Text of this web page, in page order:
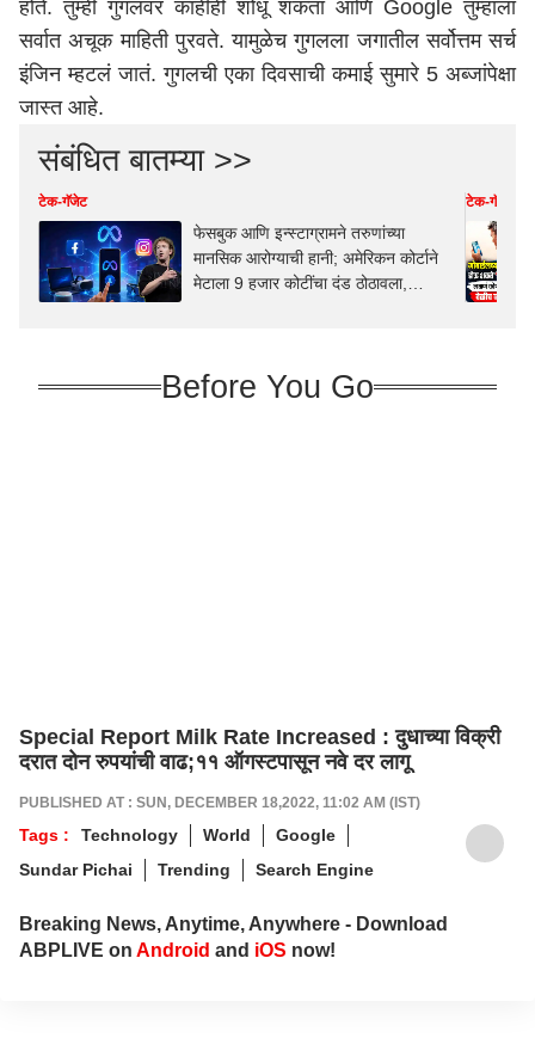
होते. तुम्ही गुगलवर काहीही शोधू शकता आणि Google तुम्हाला
सर्वात अचूक माहिती पुरवते. यामुळेच गुगलला जगातील सर्वोत्तम सर्च
इंजिन म्हटलं जातं. गुगलची एका दिवसाची कमाई सुमारे 5 अब्जांपेक्षा
जास्त आहे.
संबंधित बातम्या >>
टेक-गॅजेट
फेसबुक आणि इन्स्टाग्रामने तरुणांच्या
मानसिक आरोग्याची हानी; अमेरिकन कोर्टाने
मेटाला 9 हजार कोटींचा दंड ठोठावला,
टेक-गॅजेट
Before You Go
Special Report Milk Rate Increased : दुधाच्या विक्री
दरात दोन रुपयांची वाढ;११ ऑगस्टपासून नवे दर लागू
PUBLISHED AT : SUN, DECEMBER 18,2022, 11:02 AM (IST)
Tags : Technology World
Google
Sundar Pichai
Trending Search Engine
Breaking News, Anytime, Anywhere - Download
ABPLIVE on Android and iOS now!